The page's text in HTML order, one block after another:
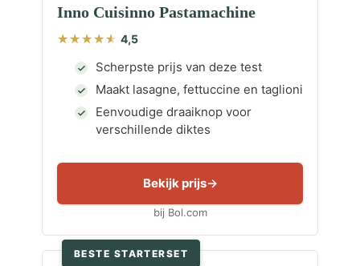
Inno Cuisinno Pastamachine
4,5
Scherpste prijs van deze test
Maakt lasagne, fettuccine en taglioni
Eenvoudige draaiknop voor
verschillende diktes
Bekijk prijs
bij Bol.com
BESTE STARTERSET